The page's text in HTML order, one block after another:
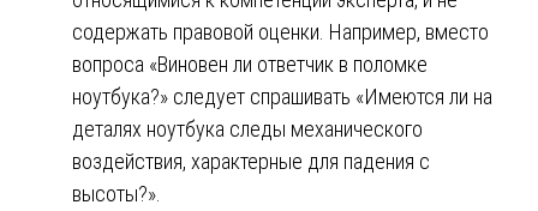
содержать правовой оценки. Например, вместо
вопроса «Виновен ли ответчик в поломке
ноутбука?» следует спрашивать «Имеются ли на
деталях ноутбука следы механического
воздействия, характерные для падения с
высоты?».